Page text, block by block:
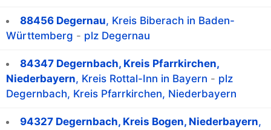
88456 Degernau, Kreis Biberach in Baden-
Württemberg - plz Degernau
84347 Degernbach, Kreis Pfarrkirchen,
Niederbayern, Kreis Rottal-Inn in Bayern - plz
Degernbach, Kreis Pfarrkirchen, Niederbayern
94327 Degernbach, Kreis Bogen, Niederbayern,